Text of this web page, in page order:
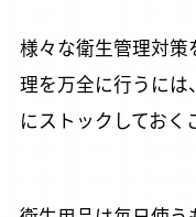
様々な衛生管理対策
理を万全に行うに
にストックしておく